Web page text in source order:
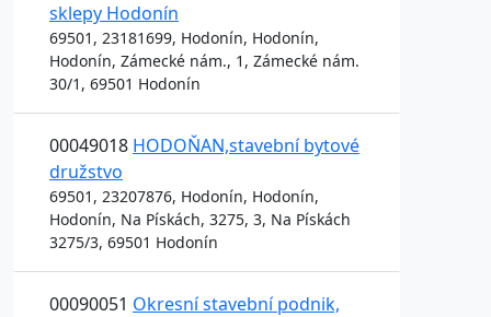
sklepy Hodonín
69501, 23181699, Hodonín, Hodonín,
Hodonín, Zámecké nám., 1, Zámecké nám.
30/1, 69501 Hodonín
00049018 HODOŇAN,stavební bytové
družstvo
69501, 23207876, Hodonín, Hodonín,
Hodonín, Na Pískách, 3275, 3, Na Pískách
3275/3, 69501 Hodonín
00090051 Okresní stavební podnik,